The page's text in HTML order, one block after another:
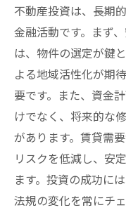
経済成長と
観光産業の
教育機関と
環境政策の
中心部物件の
中心部の人
収益性の高
賃貸物件の
経済圏への
不動産投資は、長期
金融活動です。まず
は、物件の選定が鍵
よる地域活性化が期
要です。また、資金
けでなく、将来的な
があります。賃貸需
リスクを低減し、安
ます。投資の成功に
法規の変化を常にチ